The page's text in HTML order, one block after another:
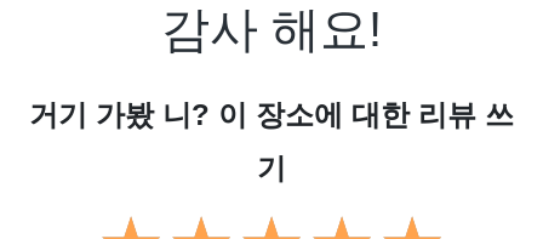
감사 해요!
거기 가봤 니? 이 장소에 대한 리뷰 쓰
기